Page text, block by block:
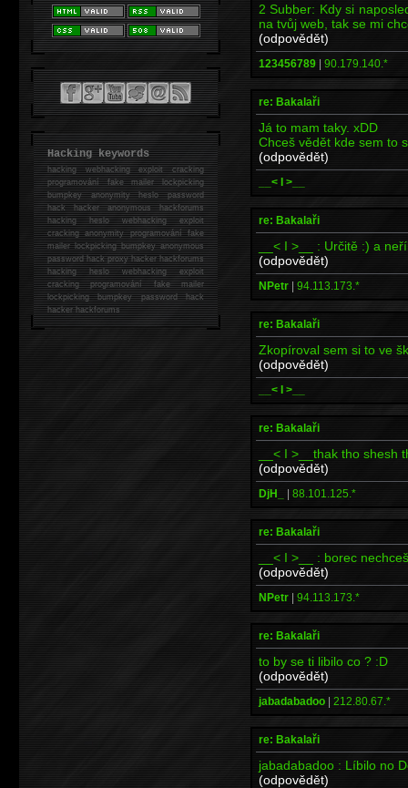
2 Subber: Kdy si
na tvůj web, tak se mi
(odpovědět)
123456789 | 90.179.140.*
re: Bakalaři
Já to mam taky. xDD
Chceš vědět kde sem to
(odpovědět)
__< I >__
re: Bakalaři
__< I >__ : Určitě :) a
(odpovědět)
NPetr | 94.113.173.*
re: Bakalaři
Zkopíroval sem si to ve
(odpovědět)
__< I >__
re: Bakalaři
__< I >__thak tho shesh
(odpovědět)
DjH_ | 88.101.125.*
re: Bakalaři
__< I >__ : borec
(odpovědět)
NPetr | 94.113.173.*
re: Bakalaři
to by se ti libilo co ? :D
(odpovědět)
jabadabadoo | 212.80.67.*
re: Bakalaři
jabadabadoo : Líbilo no
(odpovědět)
Hacking keywords
hackingwebhacking exploit cracking
programování fake mailer lockpicking
bumpkey anonymity heslo password
hackhacker anonymous hackforums
hackingheslo webhacking exploit
cracking anonymity programování fake
mailer lockpicking bumpkey anonymous
password hack proxy hacker hackforums
hacking heslo webhacking exploit
cracking programování fake mailer
lockpicking bumpkey password hack
hackerhackforums